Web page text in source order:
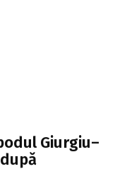
Giurgiu–